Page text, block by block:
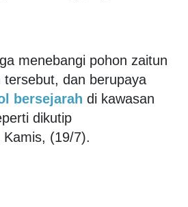
menebangi pohon zaitun
dan berupaya
bersejarah di kawasan
dikutip
Kamis, (19/7).